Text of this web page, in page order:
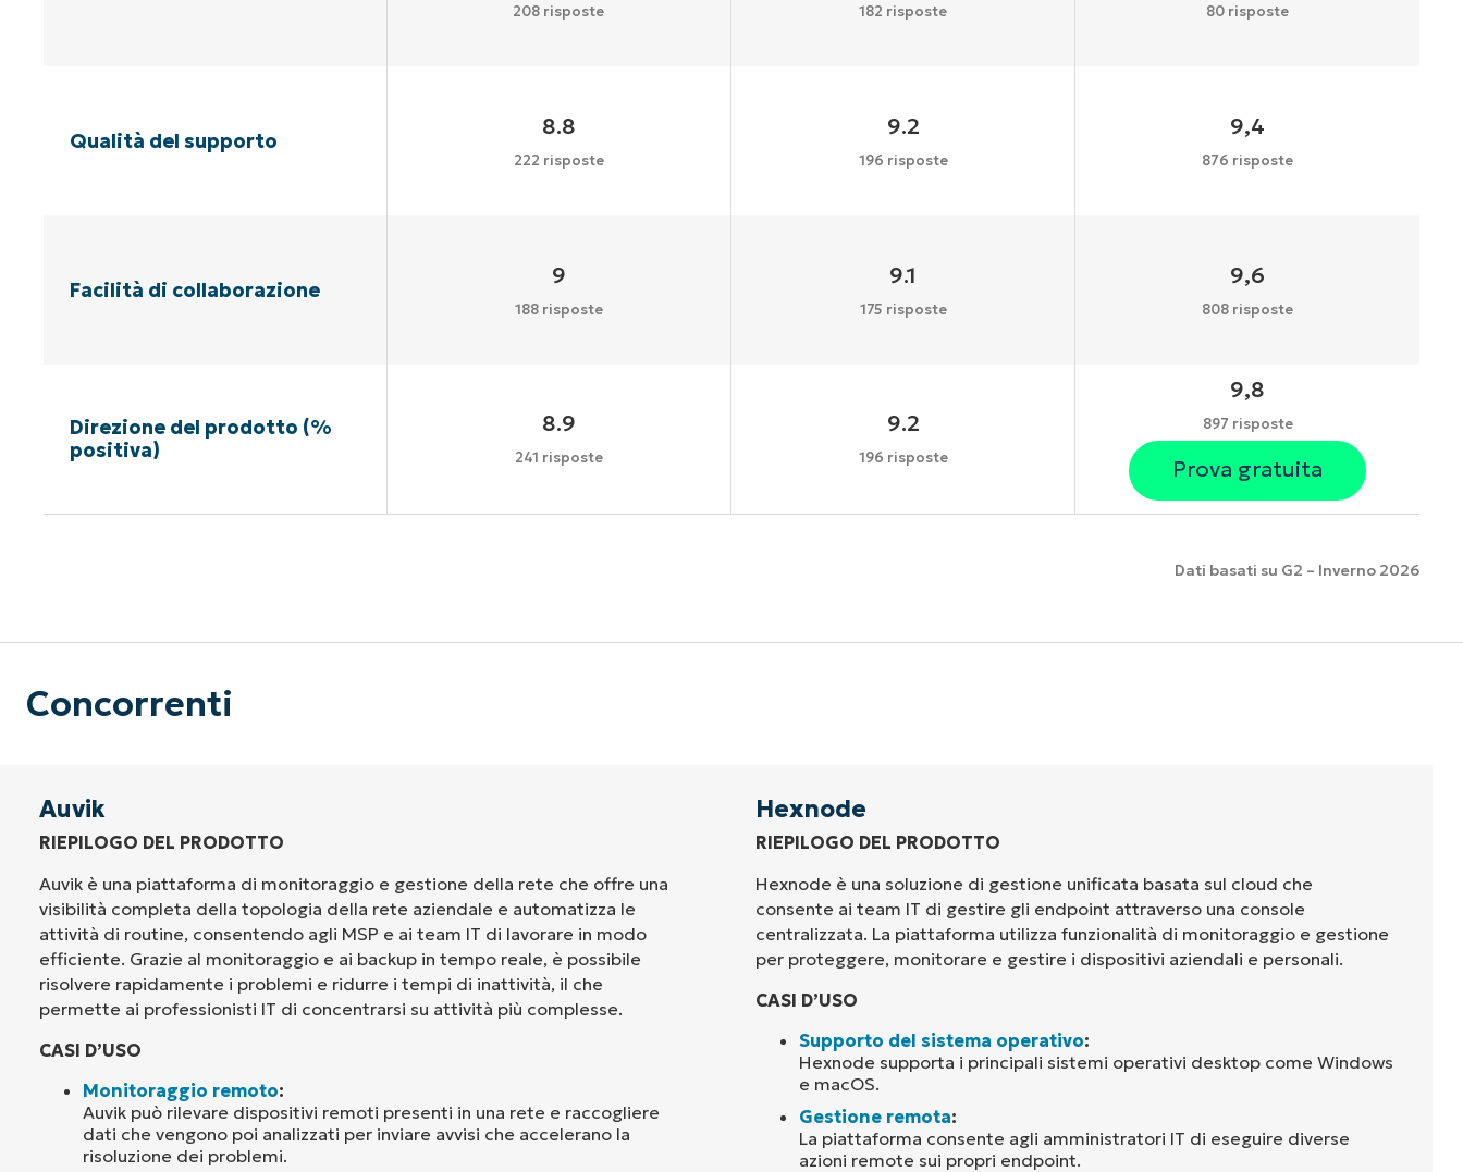
208 risposte 182 risposte 80 risposte
Qualità del supporto
8.8
222 risposte
9.2
196 risposte
9,4
876 risposte
Facilità di collaborazione
9
188 risposte
9.1
175 risposte
9,6
808 risposte
Direzione del prodotto (%
positiva)
8.9
241 risposte
9.2
196 risposte
9,8
897 risposte
Prova gratuita
Dati basati su G2 – Inverno 2026
Concorrenti
Auvik
RIEPILOGO DEL PRODOTTO
Auvik è una piattaforma di monitoraggio e gestione della rete che offre una
visibilità completa della topologia della rete aziendale e automatizza le
attività di routine, consentendo agli MSP e ai team IT di lavorare in modo
efficiente. Grazie al monitoraggio e ai backup in tempo reale, è possibile
risolvere rapidamente i problemi e ridurre i tempi di inattività, il che
permette ai professionisti IT di concentrarsi su attività più complesse.
CASI D’USO
Monitoraggio remoto:
Auvik può rilevare dispositivi remoti presenti in una rete e raccogliere
dati che vengono poi analizzati per inviare avvisi che accelerano la
risoluzione dei problemi.
Hexnode
RIEPILOGO DEL PRODOTTO
Hexnode è una soluzione di gestione unificata basata sul cloud che
consente ai team IT di gestire gli endpoint attraverso una console
centralizzata. La piattaforma utilizza funzionalità di monitoraggio e gestione
per proteggere, monitorare e gestire i dispositivi aziendali e personali.
CASI D’USO
Supporto del sistema operativo:
Hexnode supporta i principali sistemi operativi desktop come Windows
e macOS.
Gestione remota:
La piattaforma consente agli amministratori IT di eseguire diverse
azioni remote sui propri endpoint.